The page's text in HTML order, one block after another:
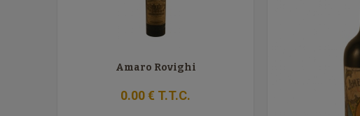
Amaro Rovighi
0.00€ T.T.C.